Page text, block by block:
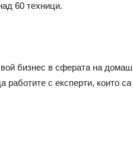
60 техници.
бизнес в сферата на
работите с експерти, които